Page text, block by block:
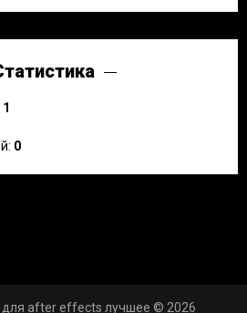
1
0
для after effects лучшее © 2026